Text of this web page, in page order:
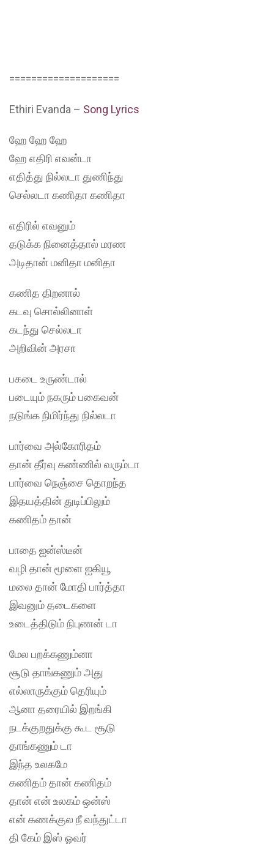
====================
Ethiri Evanda – Song Lyrics
ஹே ஹே ஹே
ஹே எதிரி எவன்டா
எதித்து நில்லடா துணிந்து
செல்லடா கணிதா கணிதா
எதிரில் எவனும்
தடுக்க நினைத்தால் மரண
அடிதான் மனிதா மனிதா
கணித திறனால்
கடவு சொல்லினாள்
கடந்து செல்லடா
அறிவின் அரசா
பகடை உருண்டால்
படையும் நகரும் பகைவன்
நடுங்க நிமிர்ந்து நில்லடா
பார்வை அல்கோரிதம்
தான் தீர்வு கண்ணில் வரும்டா
பார்வை நெஞ்சை தொறந்த
இதயத்தின் துடிப்பிலும்
கணிதம் தான்
பாதை ஐன்ஸ்டீன்
வழி தான் மூளை ஐகியூ
மலை தான் மோதி பார்த்தா
இவனும் தடைகளை
உடைத்திடும் நிபுணன் டா
மேல பறக்கணும்னா
சூடு தாங்கணும் அது
எல்லாருக்கும் தெரியும்
ஆனா தரையில் இறங்கி
நடக்குறதுக்கு கூட சூடு
தாங்கணும் டா
இந்த உலகமே
கணிதம் தான் கணிதம்
தான் என் உலகம் ஒன்ஸ்
என் கணக்குல நீ வந்துட்டா
தி கேம் இஸ் ஓவர்